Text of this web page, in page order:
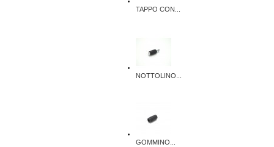
TAPPO CON...
NOTTOLINO...
GOMMINO...